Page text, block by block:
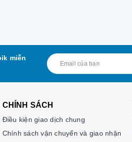
miễn
CHÍNH SÁCH
Điều kiện giao dịch chung
Chính sách vận chuyển và giao nhận